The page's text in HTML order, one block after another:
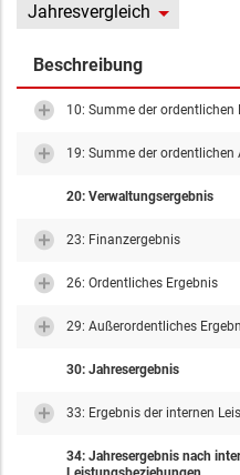
Jahresvergleich
Beschreibung
10: Summe der ordentlichen
19: Summe der ordentlichen
20: Verwaltungsergebnis
23: Finanzergebnis
26: Ordentliches Ergebnis
29: Außerordentliches
30: Jahresergebnis
33: Ergebnis der internen
34: Jahresergebnis nach